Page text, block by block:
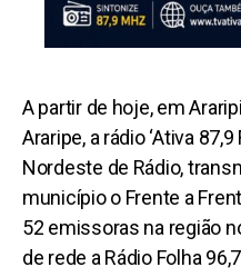
A partir de hoje, em
Araripe, a rádio ‘Ativa
Nordeste de Rádio,
município o Frente a
52 emissoras na região
de rede a Rádio Folha